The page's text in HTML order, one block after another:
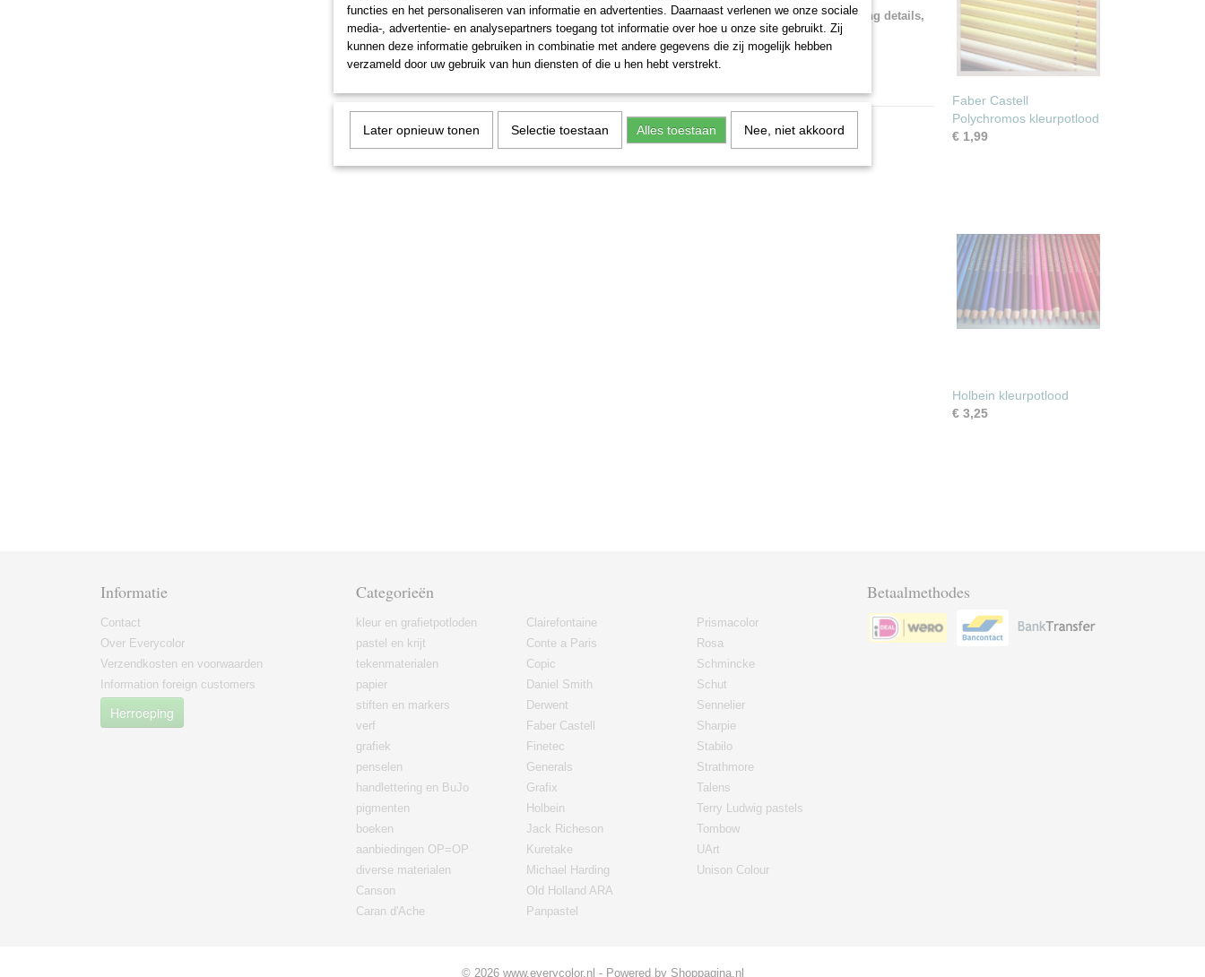
Kuretake ZIG Menso brush small and medium Beautiful fine brush for applying details,
fine lines, small areas and other fine applications.
Made from a mix of real horse and goat hair.
Faber Castell
Polychromos kleurpotlood
€ 1,99
Holbein kleurpotlood
€ 3,25
Informatie
Contact
Over Everycolor
Verzendkosten en voorwaarden
Information foreign customers
Herroeping
Categorieën
kleur en grafietpotloden
pastel en krijt
tekenmaterialen
papier
stiften en markers
verf
grafiek
penselen
handlettering en BuJo
pigmenten
boeken
aanbiedingen OP=OP
diverse materialen
Canson
Caran d'Ache
Clairefontaine
Conte a Paris
Copic
Daniel Smith
Derwent
Faber Castell
Finetec
Generals
Grafix
Holbein
Jack Richeson
Kuretake
Michael Harding
Old Holland ARA
Panpastel
Prismacolor
Rosa
Schmincke
Schut
Sennelier
Sharpie
Stabilo
Strathmore
Talens
Terry Ludwig pastels
Tombow
UArt
Unison Colour
Betaalmethodes
© 2026 www.everycolor.nl - Powered by Shoppagina.nl
functies en het personaliseren van informatie en advertenties. Daarnaast verlenen we onze sociale
media-, advertentie- en analysepartners toegang tot informatie over hoe u onze site gebruikt. Zij
kunnen deze informatie gebruiken in combinatie met andere gegevens die zij mogelijk hebben
verzameld door uw gebruik van hun diensten of die u hen hebt verstrekt.
Later opnieuw tonen Selectie toestaan Alles toestaan Nee, niet akkoord